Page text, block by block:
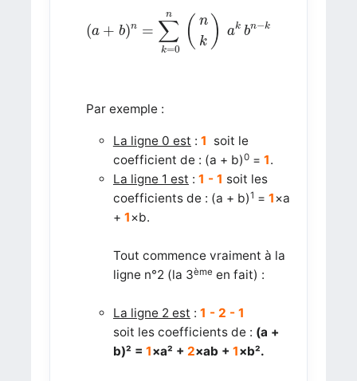
(a + b)n =
n
∑
k=0 ( n
k ) ak bn−k
= ( k)
Par exemple :
La ligne 0 est : 1 soit le
coefficient de : (a + b)0= 1.
La ligne 1 est : 1 - 1 soit les
coefficients de : (a + b)1 = 1×a
+ 1×b.
Tout commence vraiment à la
ligne n°2 (la 3ème en fait) :
La ligne 2 est : 1 - 2 - 1
soit les coefficients de : (a +
b)² = 1×a² + 2×ab + 1×b².